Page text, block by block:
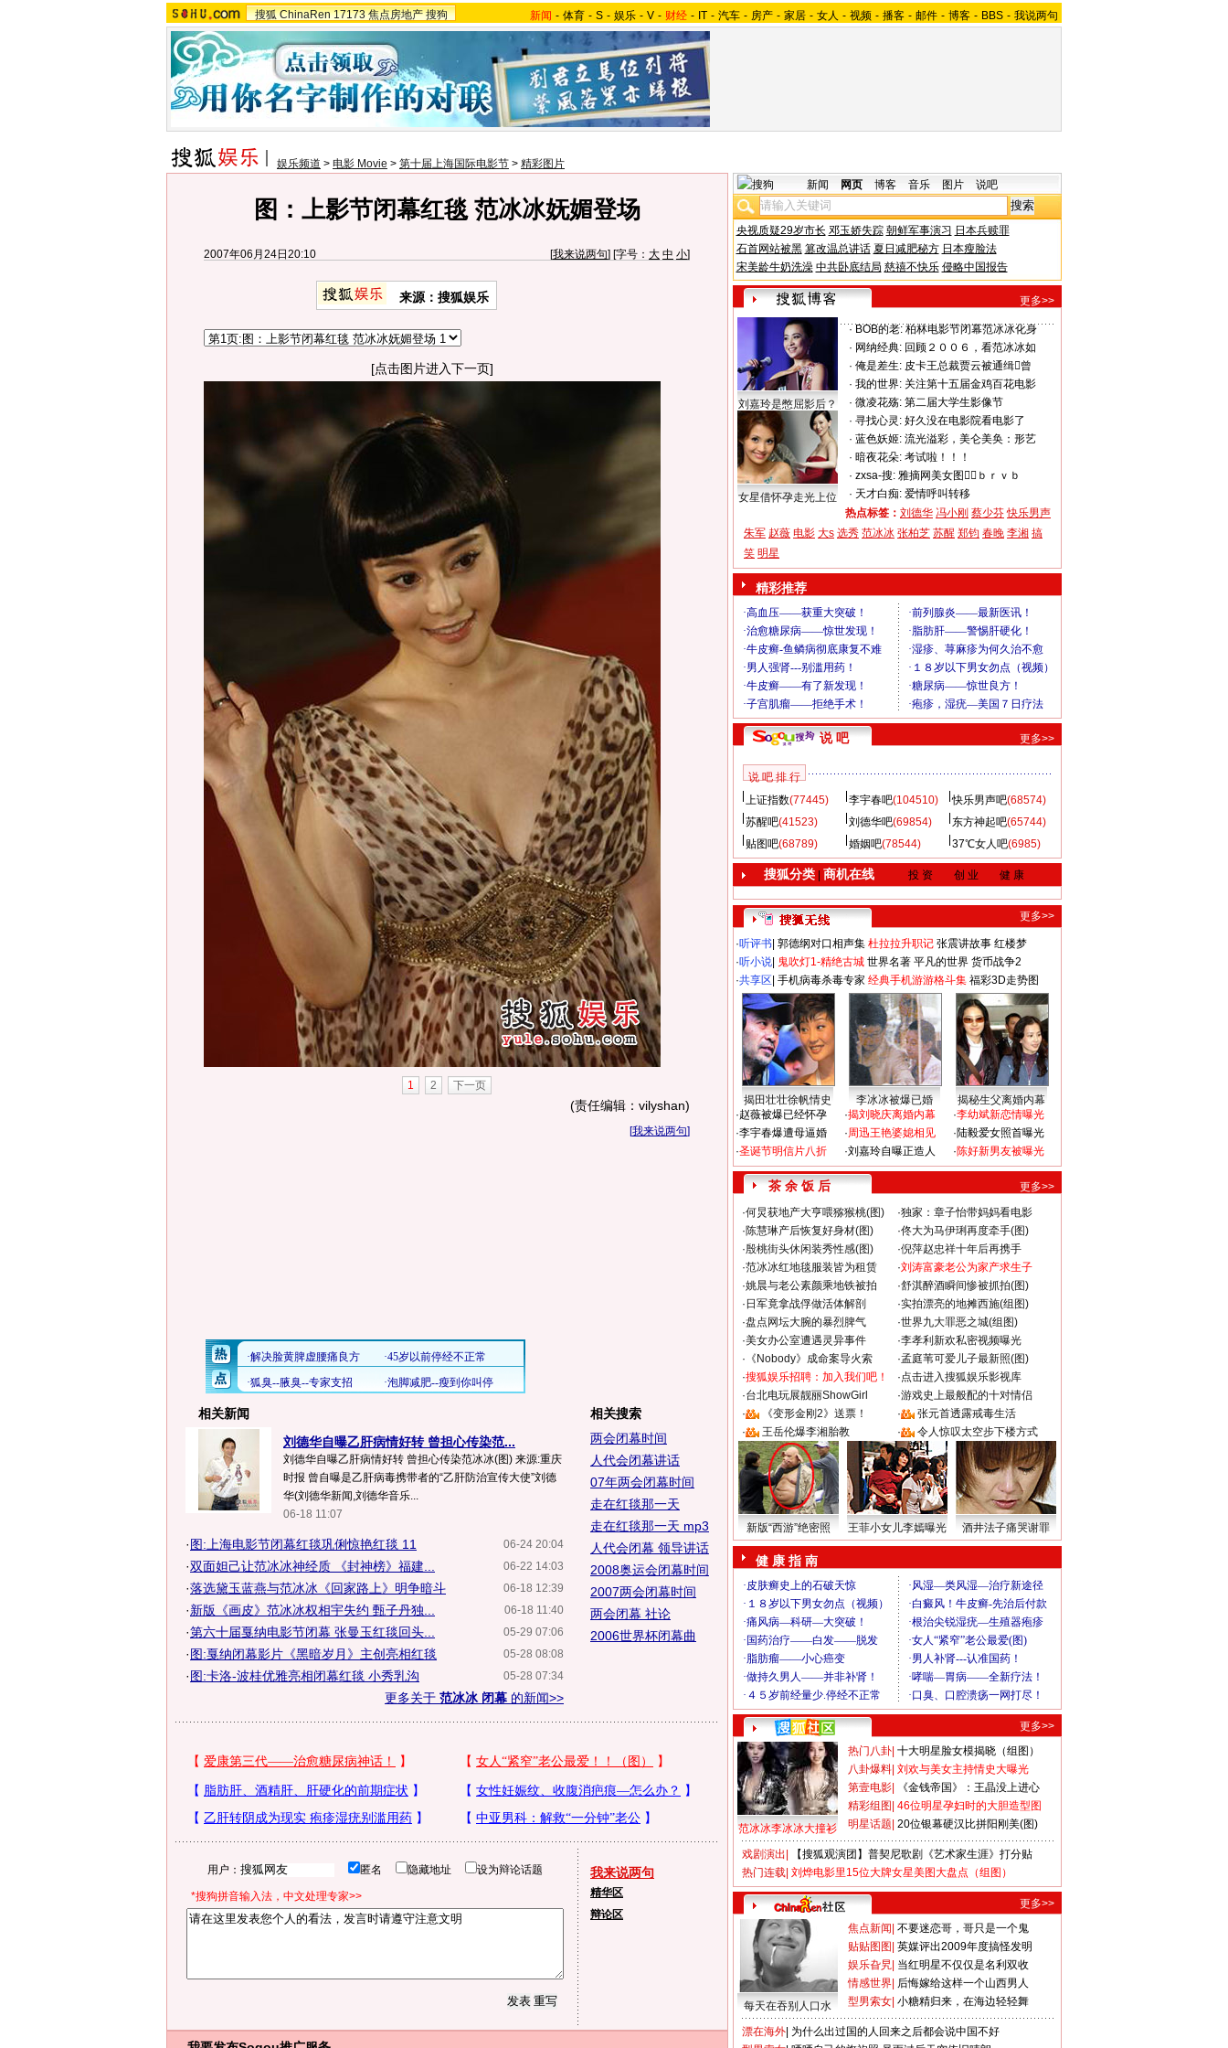
搜狐 ChinaRen 17173 焦点房地产 搜狗 新闻 - 体育 - S - 娱乐 - V - 财经 - IT - 汽车 - 房产 - 家居 - 女人 - 视频 - 播客 - 邮件 - 博客 - BBS - 我说两句
娱乐频道 > 电影 Movie > 第十届上海国际电影节 > 精彩图片
图：上影节闭幕红毯 范冰冰妩媚登场
2007年06月24日20:10 [我来说两句] [字号： 大 中 小]
来源：搜狐娱乐
[点击图片进入下一页]
1 2 下一页
(责任编辑：vilyshan)
[我来说两句]
相关新闻
刘德华自曝乙肝病情好转 曾担心传染范...
刘德华自曝乙肝病情好转 曾担心传染范冰冰(图) 来源:重庆
时报 曾自曝是乙肝病毒携带者的“乙肝防治宣传大使”刘德
华(刘德华新闻,刘德华音乐...
06-18 11:07
06-24 20:04
·图:上海电影节闭幕红毯巩俐惊艳红毯 11
06-22 14:03
·双面妲己让范冰冰神经质 《封神榜》福建...
06-18 12:39
·落选黛玉蓝燕与范冰冰《回家路上》明争暗斗
06-18 11:40
·新版《画皮》范冰冰权相宇失约 甄子丹独...
05-29 07:06
·第六十届戛纳电影节闭幕 张曼玉红毯回头...
05-28 08:08
·图:戛纳闭幕影片《黑暗岁月》主创亮相红毯
05-28 07:34
·图:卡洛-波桂优雅亮相闭幕红毯 小秀乳沟
更多关于 范冰冰 闭幕 的新闻>>
相关搜索
两会闭幕时间
人代会闭幕讲话
07年两会闭幕时间
走在红毯那一天
走在红毯那一天 mp3
人代会闭幕 领导讲话
2008奥运会闭幕时间
2007两会闭幕时间
两会闭幕 社论
2006世界杯闭幕曲
用户： 匿名 隐藏地址 设为辩论话题
*搜狗拼音输入法，中文处理专家>>
我来说两句
精华区
辩论区
新闻 网页 博客 音乐 图片 说吧
央视质疑29岁市长 邓玉娇失踪 朝鲜军事演习 日本兵赎罪
石首网站被黑 篡改温总讲话 夏日减肥秘方 日本瘦脸法
宋美龄牛奶洗澡 中共卧底结局 慈禧不快乐 侵略中国报告
更多>>
刘嘉玲是憋屈影后？
女星借怀孕走光上位
· BOB的老: 柏林电影节闭幕范冰冰化身
· 网纳经典: 回顾２００６，看范冰冰如
· 俺是差生: 皮卡王总裁贾云被通缉曾
· 我的世界: 关注第十五届金鸡百花电影
· 微凌花殇: 第二届大学生影像节
· 寻找心灵: 好久没在电影院看电影了
· 蓝色妖姬: 流光溢彩，美仑美奂：形艺
· 暗夜花朵: 考试啦！！！
· zxsa-搜: 雅摘网美女图＆ｂｒｖｂ
· 天才白痴: 爱情呼叫转移
热点标签： 刘德华 冯小刚 蔡少芬 快乐男声
朱军 赵薇 电影 大s 选秀 范冰冰 张柏芝 苏醒 郑钧 春晚 李湘 搞
笑 明星
精彩推荐
说 吧 更多>>
说 吧 排 行
上证指数(77445) 李宇春吧(104510) 快乐男声吧(68574)
苏醒吧(41523) 刘德华吧(69854) 东方神起吧(65744)
贴图吧(68789) 婚姻吧(78544) 37℃女人吧(6985)
搜狐分类| 商机在线 投 资 创 业 健 康
更多>>
·听评书 郭德纲对口相声集 杜拉拉升职记 张震讲故事 红楼梦
·听小说 鬼吹灯1-精绝古城 世界名著 平凡的世界 货币战争2
·共享区 手机病毒杀毒专家 经典手机游游格斗集 福彩3D走势图
揭田壮壮徐帆情史 李冰冰被爆已婚
揭秘生父离婚内幕
·赵薇被爆已经怀孕
·李宇春爆遭母逼婚
·圣诞节明信片八折
·揭刘晓庆离婚内幕
·周迅王艳婆媳相见
·刘嘉玲自曝正造人
·李幼斌新恋情曝光
·陆毅爱女照首曝光
·陈好新男友被曝光
茶 余 饭 后
更多>>
·何炅获地产大亨喂猕猴桃(图) ·独家：章子怡带妈妈看电影
·陈慧琳产后恢复好身材(图) ·佟大为马伊琍再度牵手(图)
·殷桃街头休闲装秀性感(图) ·倪萍赵忠祥十年后再携手
·范冰冰红地毯服装皆为租赁 ·刘涛富豪老公为家产求生子
·姚晨与老公素颜乘地铁被拍 ·舒淇醉酒瞬间惨被抓拍(图)
· 日军竟拿战俘做活体解剖 ·实拍漂亮的地摊西施(组图)
·盘点网坛大腕的暴烈脾气 ·世界九大罪恶之城(组图)
·美女办公室遭遇灵异事件 ·李孝利新欢私密视频曝光
· 《Nobody》成命案导火索 ·孟庭苇可爱儿子最新照(图)
·搜狐娱乐招聘：加入我们吧！ ·点击进入搜狐娱乐影视库
·台北电玩展靓丽ShowGirl ·游戏史上最般配的十对情侣
·
《变形金刚2》送票！ ·
张元首透露戒毒生活
·
王岳伦爆李湘胎教 · 令人惊叹太空步下楼方式
新版“西游”绝密照 王菲小女儿李嫣曝光 酒井法子痛哭谢罪
健 康 指 南
更多>>
范冰冰李冰冰大撞衫
热门八卦 十大明星脸女模揭晓（组图）
八卦爆料 刘欢与美女主持情史大曝光
第壹电影
《金钱帝国》：王晶没上进心
精彩组图 46位明星孕妇时的大胆造型图
明星话题 20位银幕硬汉比拼阳刚美(图)
戏剧演出
【搜狐观演团】普契尼歌剧《艺术家生涯》打分贴
热门连载 刘烨电影里15位大牌女星美图大盘点（组图）
更多>>
每天在吞别人口水
焦点新闻 不要迷恋哥，哥只是一个鬼
贴贴图图 英媒评出2009年度搞怪发明
娱乐旮旯 当红明星不仅仅是名利双收
情感世界 后悔嫁给这样一个山西男人
型男索女 小糖精归来，在海边轻轻舞
漂在海外 为什么出过国的人回来之后都会说中国不好